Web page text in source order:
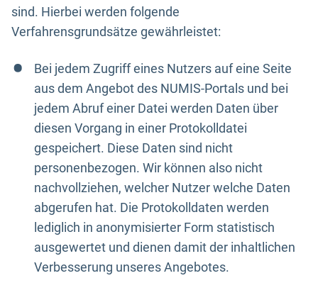
sind. Hierbei werden folgende
Verfahrensgrundsätze gewährleistet:
Bei jedem Zugriff eines Nutzers auf eine Seite
aus dem Angebot des NUMIS-Portals und bei
jedem Abruf einer Datei werden Daten über
diesen Vorgang in einer Protokolldatei
gespeichert. Diese Daten sind nicht
personenbezogen. Wir können also nicht
nachvollziehen, welcher Nutzer welche Daten
abgerufen hat. Die Protokolldaten werden
lediglich in anonymisierter Form statistisch
ausgewertet und dienen damit der inhaltlichen
Verbesserung unseres Angebotes.